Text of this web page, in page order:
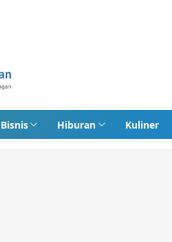
Bisnis Hiburan Kuliner